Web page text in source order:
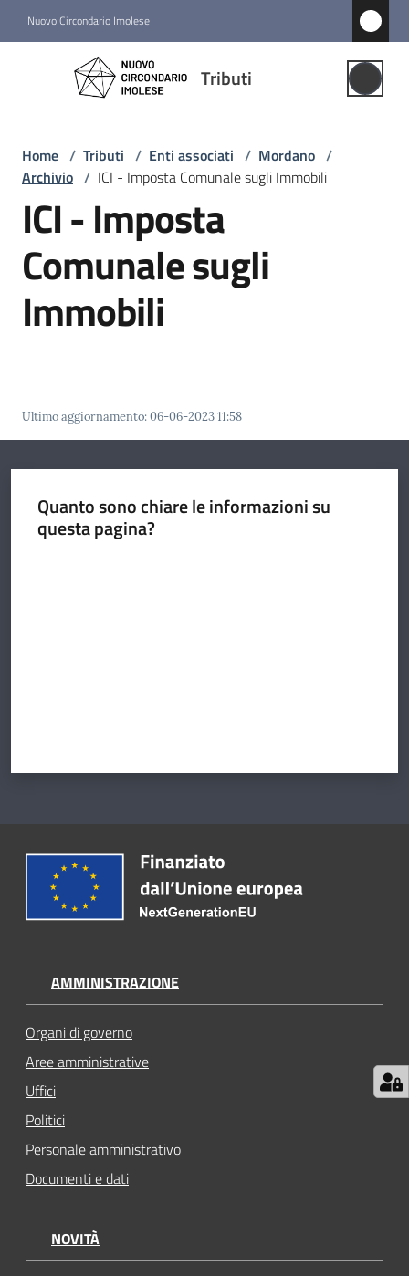
Nuovo Circondario Imolese
Tributi
Tributi
Gestione
Notizie
Comuni
associati
Menu selezionato
Struttura
Home / Tributi / Enti associati / Mordano /
Archivio / ICI - Imposta Comunale sugli Immobili
ICI - Imposta
Comunale sugli
Immobili
Ultimo aggiornamento:06-06-2023 11:58
Quanto sono chiare le informazioni su
questa pagina?
AMMINISTRAZIONE
Organi di governo
Aree amministrative
Uffici
Politici
Personale amministrativo
Documenti e dati
NOVITÀ